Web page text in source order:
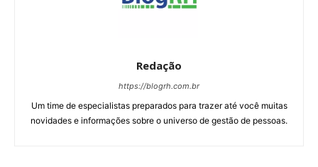
Redação
https://blogrh.com.br
Um time de especialistas preparados para trazer até você muitas
novidades e informações sobre o universo de gestão de pessoas.